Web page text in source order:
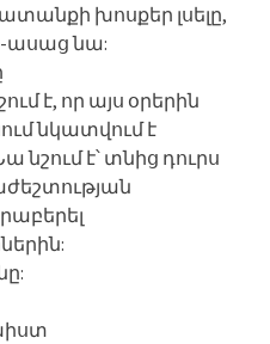
խոսքեր լսելը,
ասաց նա:
է, որ այս օրերին
նկատվում է
նշում է՝ տնից դուրս